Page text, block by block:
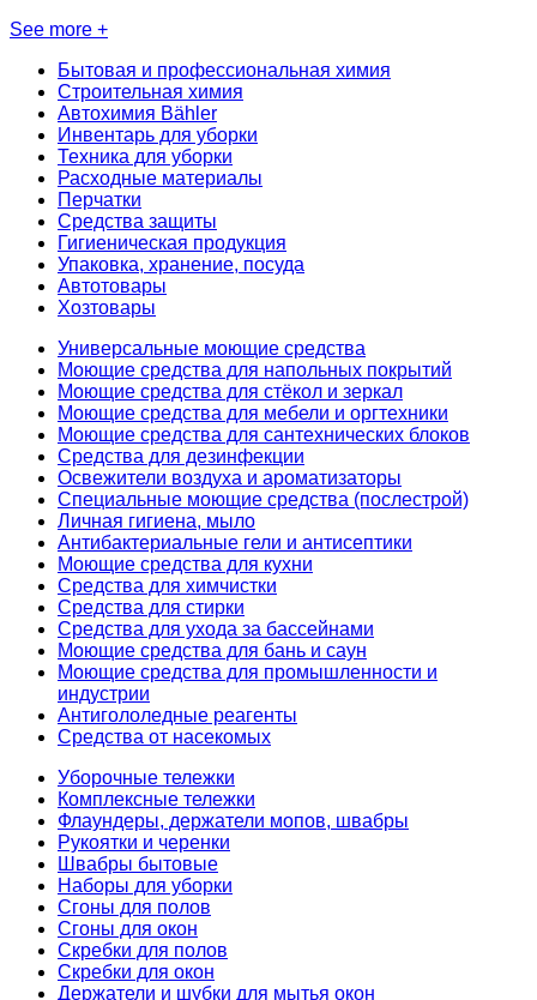
See more +
Бытовая и профессиональная химия
Строительная химия
Автохимия Bähler
Инвентарь для уборки
Техника для уборки
Расходные материалы
Перчатки
Средства защиты
Гигиеническая продукция
Упаковка, хранение, посуда
Автотовары
Хозтовары
Универсальные моющие средства
Моющие средства для напольных покрытий
Моющие средства для стёкол и зеркал
Моющие средства для мебели и оргтехники
Моющие средства для сантехнических блоков
Средства для дезинфекции
Освежители воздуха и ароматизаторы
Специальные моющие средства (послестрой)
Личная гигиена, мыло
Антибактериальные гели и антисептики
Моющие средства для кухни
Средства для химчистки
Средства для стирки
Средства для ухода за бассейнами
Моющие средства для бань и саун
Моющие средства для промышленности и
индустрии
Антигололедные реагенты
Средства от насекомых
Уборочные тележки
Комплексные тележки
Флаундеры, держатели мопов, швабры
Рукоятки и черенки
Швабры бытовые
Наборы для уборки
Сгоны для полов
Сгоны для окон
Скребки для полов
Скребки для окон
Держатели и шубки для мытья окон